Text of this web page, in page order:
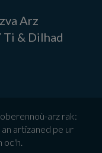
Arz
Ti & Dilhad
arz rak:
artizaned pe ur
oc'h.